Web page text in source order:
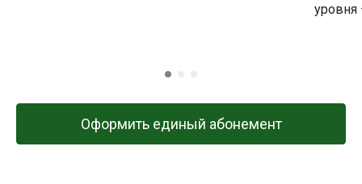
уровня
Оформить единый абонемент